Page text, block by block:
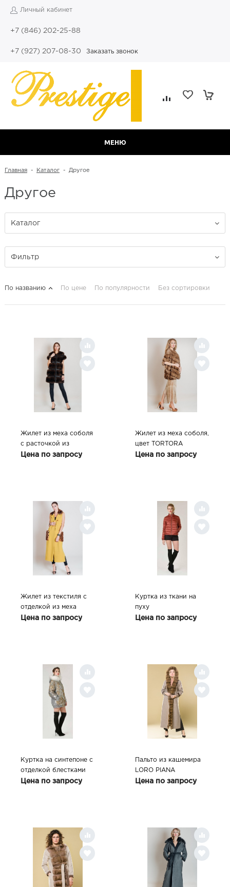
Личный кабинет
+7 (846) 202-25-88
+7 (927) 207-08-30 Заказать звонок
МЕНЮ
Главная - Каталог - Другое
Другое
Каталог
Фильтр
По названию По цене По популярности Без сортировки
Жилет из меха соболя
с расточкой из
плетеной кожи, цвет
Цена по запросу
Жилет из меха соболя,
цвет TORTORA
Цена по запросу
Жилет из текстиля с
отделкой из меха
норки MR17/230, цвет
Цена по запросу
Куртка из ткани на
пуху
Цена по запросу
Куртка на синтепоне с
отделкой блестками
Цена по запросу
Пальто из кашемира
LORO PIANA
Цена по запросу